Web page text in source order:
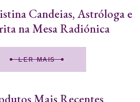
Candeias, Astróloga e
na Mesa Radiónica
LER MAIS
Mais Recentes